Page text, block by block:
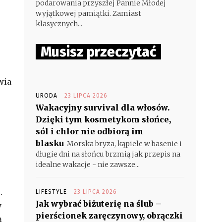
podarowania przyszłej Pannie Młodej
wyjątkowej pamiątki. Zamiast
klasycznych...
Musisz przeczytać
URODA 23 LIPCA 2026
Wakacyjny survival dla włosów.
Dzięki tym kosmetykom słońce,
sól i chlor nie odbiorą im
blasku Morska bryza, kąpiele w basenie i
długie dni na słońcu brzmią jak przepis na
idealne wakacje - nie zawsze...
LIFESTYLE 23 LIPCA 2026
Jak wybrać biżuterię na ślub –
pierścionek zaręczynowy, obrączki